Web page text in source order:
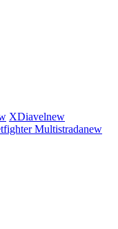
XDiavelnew
Multistradanew